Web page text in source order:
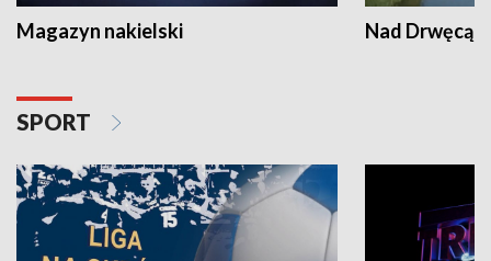
Magazyn nakielski Nad Drwęcą
SPORT